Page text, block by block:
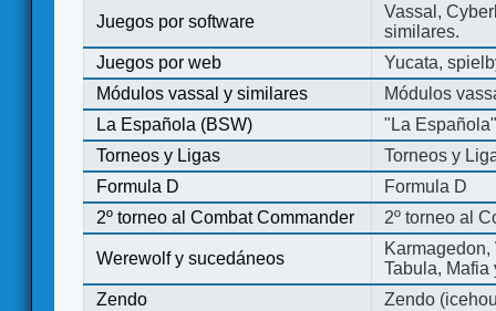
Juegos por software
Vassal,
similares.
Juegos por web
Yucata,
Módulos vassal y similares
Módulos
La Española (BSW)
"La
Torneos y Ligas
Torneos y
Formula D
Formula D
2º torneo al Combat Commander
2º torneo al
Werewolf y sucedáneos
Tabula, Mafia
Zendo
Zendo